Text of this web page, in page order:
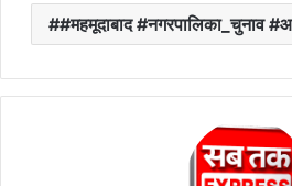
#महमूदाबाद #नगरपालिका_चुनाव